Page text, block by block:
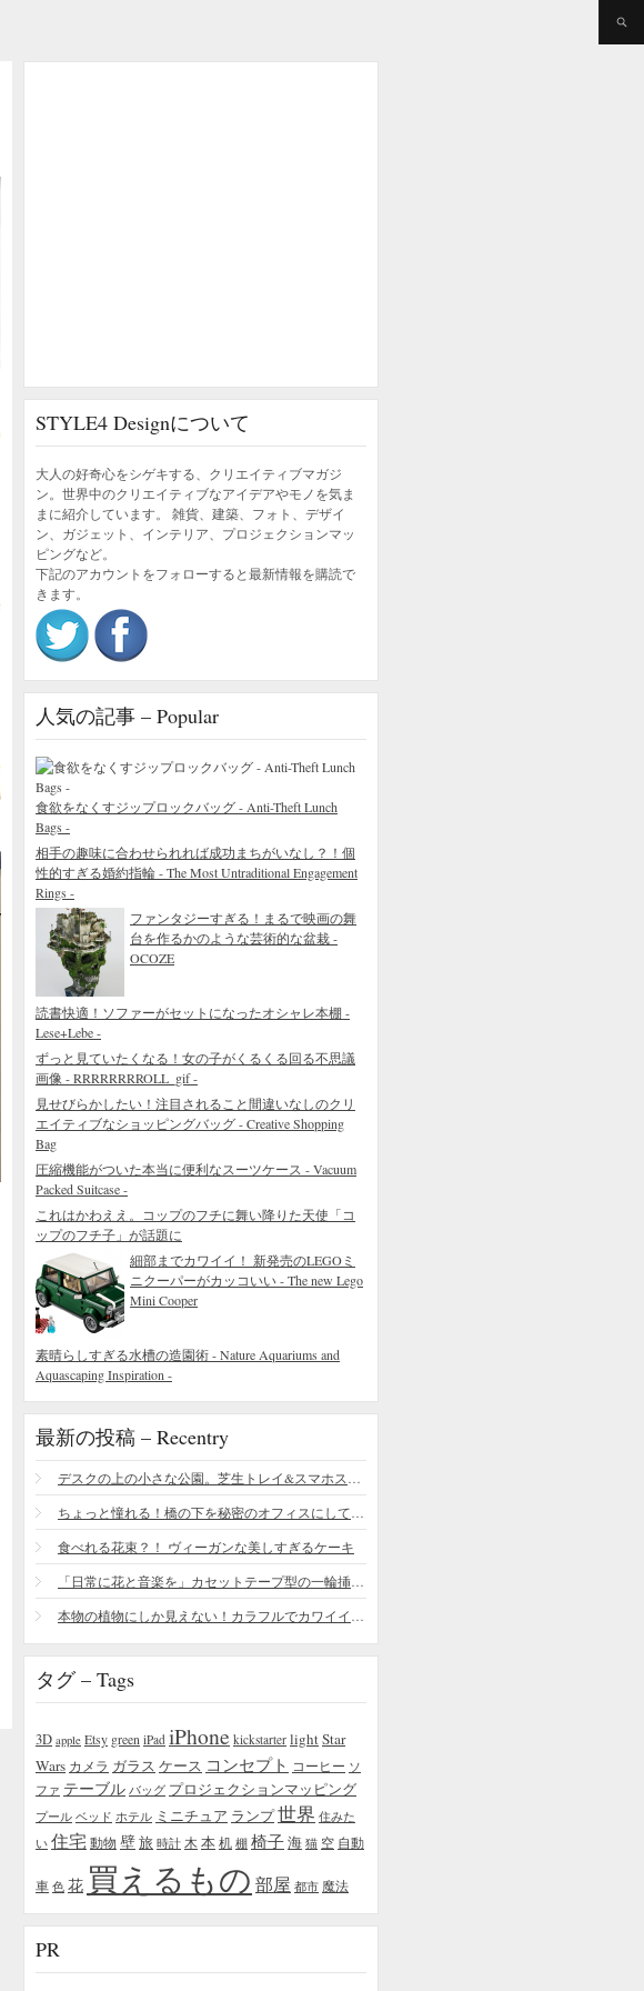
STYLE4 Designについて
大人の好奇心をシゲキする、クリエイティブマガジ
ン。世界中のクリエイティブなアイデアやモノを気ま
まに紹介しています。 雑貨、建築、フォト、デザイ
ン、ガジェット、インテリア、プロジェクションマッ
ピングなど。
下記のアカウントをフォローすると最新情報を購読で
きます。
人気の記事 – Popular
食欲をなくすジップロックバッグ - Anti-Theft Lunch
Bags -
相手の趣味に合わせられれば成功まちがいなし？！個
性的すぎる婚約指輪 - The Most Untraditional Engagement
Rings -
ファンタジーすぎる！まるで映画の舞
台を作るかのような芸術的な盆栽 -
OCOZE
読書快適！ソファーがセットになったオシャレ本棚 -
Lese+Lebe -
ずっと見ていたくなる！女の子がくるくる回る不思議
画像 - RRRRRRRROLL_gif -
見せびらかしたい！注目されること間違いなしのクリ
エイティブなショッピングバッグ - Creative Shopping
Bag
圧縮機能がついた本当に便利なスーツケース - Vacuum
Packed Suitcase -
これはかわええ。コップのフチに舞い降りた天使「コ
ップのフチ子」が話題に
細部までカワイイ！ 新発売のLEGOミ
ニクーパーがカッコいい - The new Lego
Mini Cooper
素晴らしすぎる水槽の造園術 - Nature Aquariums and
Aquascaping Inspiration -
最新の投稿 – Recentry
食べれる花束？！ ヴィーガンな美しすぎるケーキ
タグ – Tags
3D apple Etsy green iPad iPhone kickstarter lightStar
Wars カメラ ガラス ケース コンセプト コーヒー ソ
ファ テーブル バッグ プロジェクションマッピング
プール ベッド ホテル ミニチュア ランプ世界 住みた
い 住宅 動物 壁旅 時計 木 本机 棚 椅子海 猫 空 自動
車 色 花 買えるもの 部屋 都市 魔法
PR